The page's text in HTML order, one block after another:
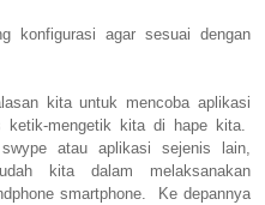
konfigurasi agar sesuai dengan
kita untuk mencoba aplikasi
ketik-mengetik kita di hape kita.
atau aplikasi sejenis lain,
kita dalam melaksanakan
smartphone. Ke depannya